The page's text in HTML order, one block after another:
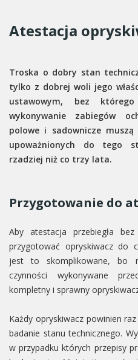
Atestacja
Troska o dobry stan
tylko z dobrej woli jego
ustawowym, bez
wykonywanie zabiegów
polowe i sadownicze
upoważnionych do tego
rzadziej niż co trzy lata.
Przygotowanie do
Aby atestacja przebiegła
przygotować opryskiwacz do
jest to skomplikowane, bo
czynności wykonywane
kompletny i sprawny
Każdy opryskiwacz powinien
badanie stanu technicznego.
w przypadku których przepisy